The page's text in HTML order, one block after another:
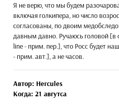
Я не верю, что мы будем
включая голкипера, но число
согласованы, по двоим
давным давно. Ручаюсь головой [в
line - прим. пер.], что Росс будет
- прим. авт.], а не часов.
Автор: Hercules
Когда: 21 авгутса